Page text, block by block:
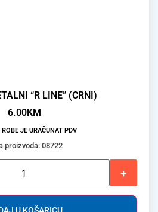
“R LINE” (CRNI)
6.00KM
JE URAČUNAT PDV
proizvoda: 08722
+